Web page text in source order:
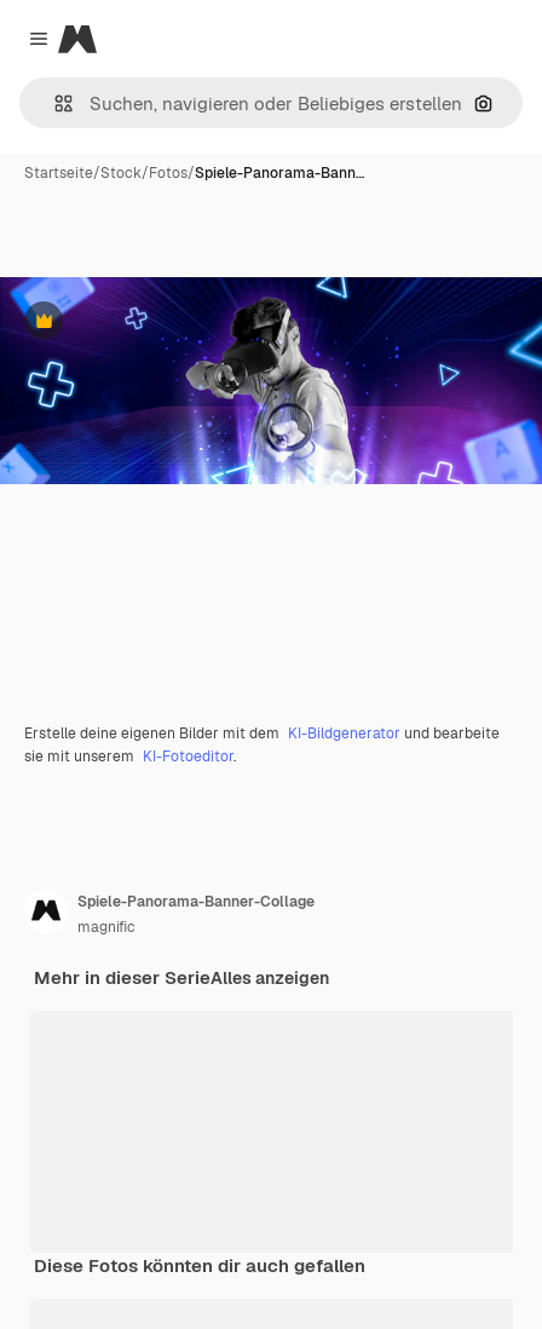
Close menu
Magnific
Nach
Startseite/Stock/Fotos/Spiele-Panorama-Bann…
Premium
Erstelle deine eigenen Bilder mit dem KI-Bildgenerator und bearbeite
sie mit unserem KI-Fotoeditor.
Spiele-Panorama-Banner-Collage
magnific
Mehr in dieser SerieAlles anzeigen
Diese Fotos könnten dir auch gefallen